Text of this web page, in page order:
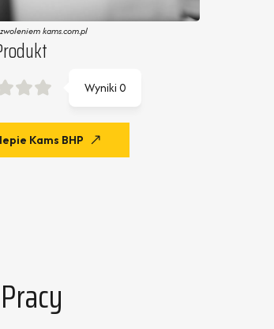
kams.com.pl
Wyniki0
Kams BHP